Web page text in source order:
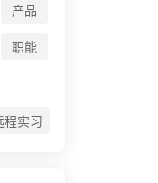
产品
职能
程实习